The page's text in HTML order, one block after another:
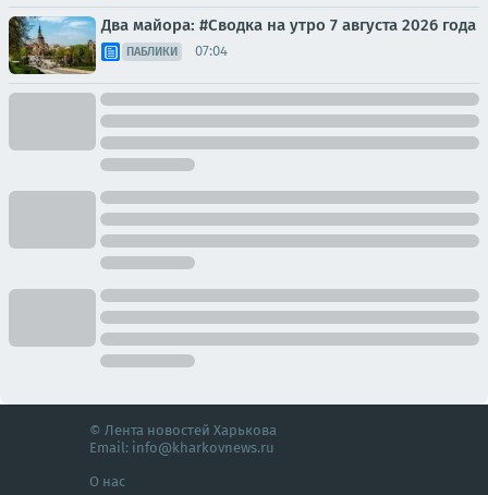
Два майора: #Сводка на утро 7 августа 2026 года
ПАБЛИКИ 07:04
© Лента новостей Харькова
Email: info@kharkovnews.ru
О нас